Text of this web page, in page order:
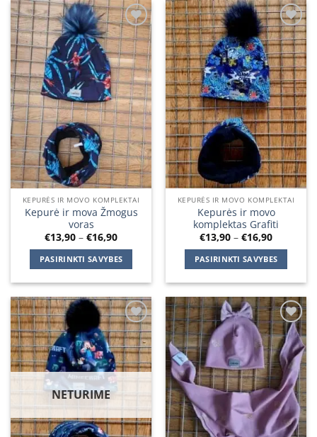
Add to
wishlist
KEPURĖS IR MOVO KOMPLEKTAI
Kepurė ir mova Žmogus
voras
€13,90 – €16,90Price
€13,90
through
€16,90
PASIRINKTI SAVYBES
has
multiple
variants.
The
options
may
be
on
Add to
wishlist
KEPURĖS IR MOVO KOMPLEKTAI
Kepurės ir movo
komplektas Grafiti
€13,90 – €16,90Price
€13,90
through
€16,90
PASIRINKTI SAVYBES
has
multiple
variants.
The
options
may
be
chosen
on
Add to
wishlist
NETURIME
Add to
wishlist